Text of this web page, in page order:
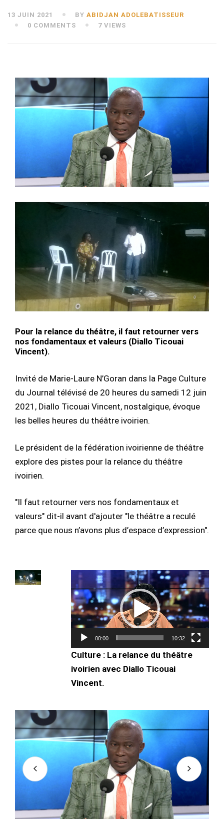
13 JUIN 2021 BY ABIDJAN ADOLEBATISSEUR
0 COMMENTS
7 VIEWS
Pour la relance du théâtre, il faut retourner vers
nos fondamentaux et valeurs (Diallo Ticouai
Vincent).
Invité de Marie-Laure N’Goran dans la Page Culture
du Journal télévisé de 20 heures du samedi 12 juin
2021, Diallo Ticouai Vincent, nostalgique, évoque
les belles heures du théâtre ivoirien.
Le président de la fédération ivoirienne de théâtre
explore des pistes pour la relance du théâtre
ivoirien.
"Il faut retourner vers nos fondamentaux et
valeurs" dit-il avant d'ajouter "le théâtre a reculé
parce que nous n’avons plus d’espace d’expression".
Lecteur
vidéo
00:00 10:32
Culture : La relance du théâtre
ivoirien avec Diallo Ticouai
Vincent.